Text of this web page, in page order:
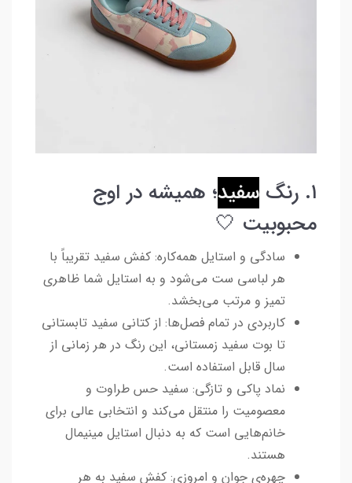
۱. رنگ سفید؛ همیشه در اوج
محبوبیت 🤍
سادگی و استایل همه‌کاره: کفش سفید تقریباً با
هر لباسی ست می‌شود و به استایل شما ظاهری
تمیز و مرتب می‌بخشد.
کاربردی در تمام فصل‌ها: از کتانی سفید تابستانی
تا بوت سفید زمستانی، این رنگ در هر زمانی از
سال قابل استفاده است.
نماد پاکی و تازگی: سفید حس طراوت و
معصومیت را منتقل می‌کند و انتخابی عالی برای
خانم‌هایی است که به دنبال استایل مینیمال
هستند.
چهره‌ی جوان و امروزی: کفش سفید به هر